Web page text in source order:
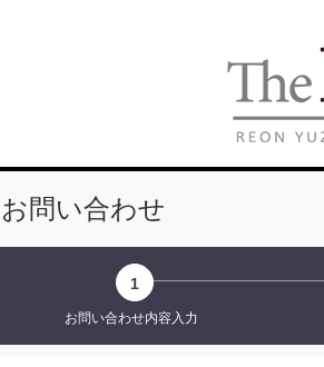
お問い合わせ
1
お問い合わせ内容入力